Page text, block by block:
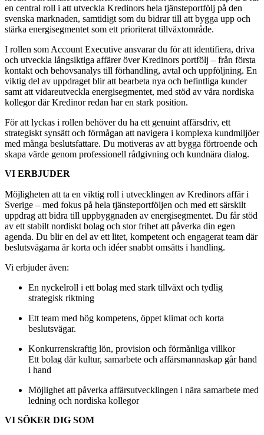
en central roll i att utveckla Kredinors hela tjänsteportfölj på den
svenska marknaden, samtidigt som du bidrar till att bygga upp och
stärka energisegmentet som ett prioriterat tillväxtområde.
I rollen som Account Executive ansvarar du för att identifiera, driva
och utveckla långsiktiga affärer över Kredinors portfölj – från första
kontakt och behovsanalys till förhandling, avtal och uppföljning. En
viktig del av uppdraget blir att bearbeta nya och befintliga kunder
samt att vidareutveckla energisegmentet, med stöd av våra nordiska
kollegor där Kredinor redan har en stark position.
För att lyckas i rollen behöver du ha ett genuint affärsdriv, ett
strategiskt synsätt och förmågan att navigera i komplexa kundmiljöer
med många beslutsfattare. Du motiveras av att bygga förtroende och
skapa värde genom professionell rådgivning och kundnära dialog.
VI ERBJUDER
Möjligheten att ta en viktig roll i utvecklingen av Kredinors affär i
Sverige – med fokus på hela tjänsteportföljen och med ett särskilt
uppdrag att bidra till uppbyggnaden av energisegmentet. Du får stöd
av ett stabilt nordiskt bolag och stor frihet att påverka din egen
agenda. Du blir en del av ett litet, kompetent och engagerat team där
beslutsvägarna är korta och idéer snabbt omsätts i handling.
Vi erbjuder även:
En nyckelroll i ett bolag med stark tillväxt och tydlig
strategisk riktning
Ett team med hög kompetens, öppet klimat och korta
beslutsvägar.
Konkurrenskraftig lön, provision och förmånliga villkor
Ett bolag där kultur, samarbete och affärsmannaskap går hand
i hand
Möjlighet att påverka affärsutvecklingen i nära samarbete med
ledning och nordiska kollegor
VI SÖKER DIG SOM